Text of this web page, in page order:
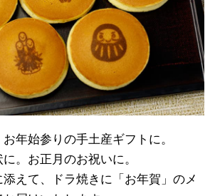
年始参りの手土産ギフトに。
。お正月のお祝いに。
えて、ドラ焼きに「お年賀」のメ